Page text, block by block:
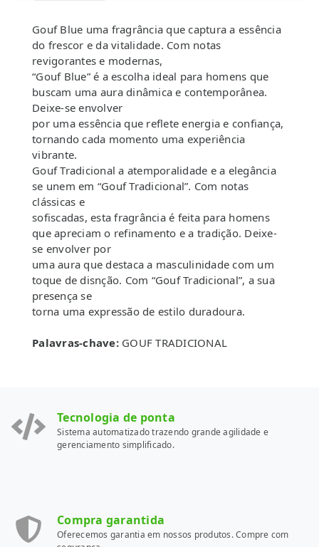
Gouf Blue uma fragrância que captura a essência
do frescor e da vitalidade. Com notas
revigorantes e modernas,
“Gouf Blue” é a escolha ideal para homens que
buscam uma aura dinâmica e contemporânea.
Deixe-se envolver
por uma essência que reflete energia e confiança,
tornando cada momento uma experiência
vibrante.
Gouf Tradicional a atemporalidade e a elegância
se unem em “Gouf Tradicional”. Com notas
clássicas e
sofiscadas, esta fragrância é feita para homens
que apreciam o refinamento e a tradição. Deixe-
se envolver por
uma aura que destaca a masculinidade com um
toque de disnção. Com “Gouf Tradicional”, a sua
presença se
torna uma expressão de estilo duradoura.
Palavras-chave:GOUF TRADICIONAL
Tecnologia de ponta
Sistema automatizado trazendo grande agilidade e
gerenciamento simplificado.
Compra garantida
Oferecemos garantia em nossos produtos. Compre com